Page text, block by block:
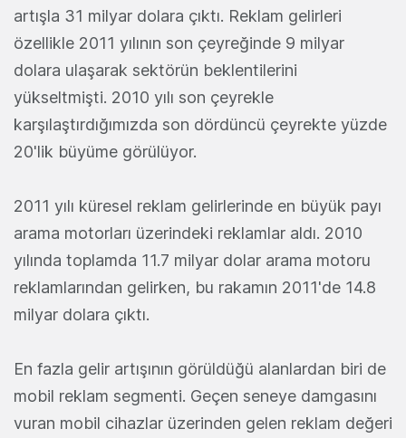
artışla 31 milyar dolara çıktı. Reklam gelirleri
özellikle 2011 yılının son çeyreğinde 9 milyar
dolara ulaşarak sektörün beklentilerini
yükseltmişti. 2010 yılı son çeyrekle
karşılaştırdığımızda son dördüncü çeyrekte yüzde
20'lik büyüme görülüyor.
2011 yılı küresel reklam gelirlerinde en büyük payı
arama motorları üzerindeki reklamlar aldı. 2010
yılında toplamda 11.7 milyar dolar arama motoru
reklamlarından gelirken, bu rakamın 2011'de 14.8
milyar dolara çıktı.
En fazla gelir artışının görüldüğü alanlardan biri de
mobil reklam segmenti. Geçen seneye damgasını
vuran mobil cihazlar üzerinden gelen reklam değeri